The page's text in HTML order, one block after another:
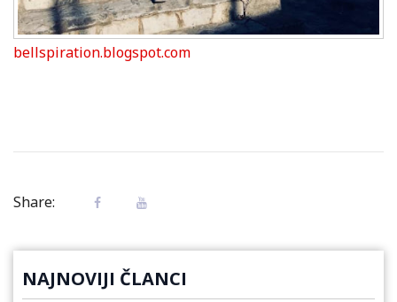
bellspiration.blogspot.com
Share:
NAJNOVIJI ČLANCI